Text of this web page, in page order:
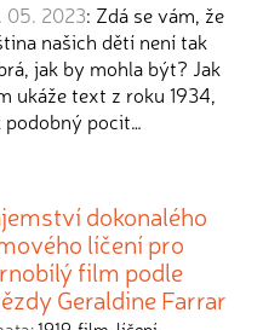
05. 2023: Zdá se vám, že
našich dětí není tak
jak by mohla být? Jak
ukáže text z roku 1934,
podobný pocit…
dokonalého
líčení pro
film podle
Geraldine Farrar